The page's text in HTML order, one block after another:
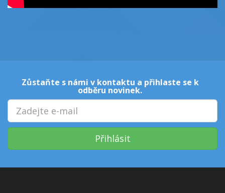
Zůstaňte s námi v kontaktu a přihlaste se k
odběru novinek.
Přihlásit